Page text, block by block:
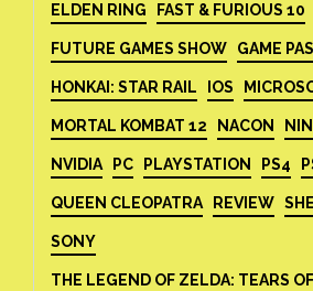
ELDEN RING FAST & FURIOUS 10
FUTURE GAMES SHOW GAME
HONKAI: STAR RAIL IOS
MORTAL KOMBAT 12 NACON
NVIDIA PC PLAYSTATION PS4
QUEEN CLEOPATRA REVIEW
SONY
THE LEGEND OF ZELDA: TEARS